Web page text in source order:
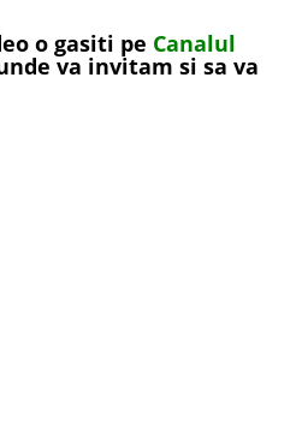
o gasiti pe Canalul
va invitam si sa va